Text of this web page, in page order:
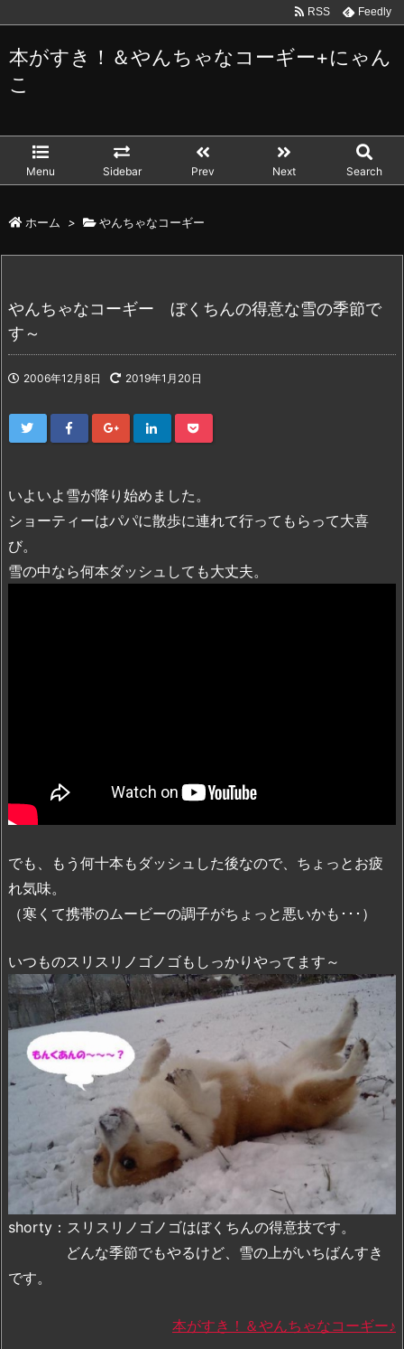
本がすき！＆やんちゃなコーギー+にゃん
こ
Menu Sidebar Prev Next Search
RSS Feedly
ホーム > やんちゃなコーギー
やんちゃなコーギー ぼくちんの得意な雪の季節で
す～
2006年12月8日 2019年1月20日
いよいよ雪が降り始めました。
ショーティーはパパに散歩に連れて行ってもらって大喜
び。
雪の中なら何本ダッシュしても大丈夫。
でも、もう何十本もダッシュした後なので、ちょっとお疲
れ気味。
（寒くて携帯のムービーの調子がちょっと悪いかも･･･）
いつものスリスリノゴノゴもしっかりやってます～
shorty：スリスリノゴノゴはぼくちんの得意技です。
どんな季節でもやるけど、雪の上がいちばんすき
です。
本がすき！＆やんちゃなコーギー♪